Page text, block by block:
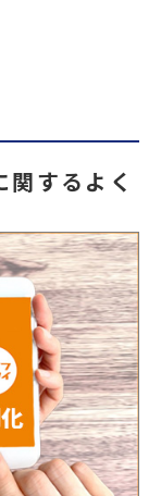
するよく